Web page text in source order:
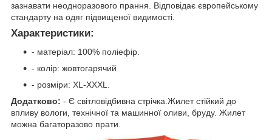
зазнавати неодноразового прання. Відповідає європейському
стандарту на одяг підвищеної видимості.
Характеристики:
- матеріал: 100% поліефір.
- колір: жовтогарячий
- розміри: XL-XXXL.
Додатково: - Є світловідбивна стрічка.Жилет стійкий до
впливу вологи, технічної та машинної оливи, бруду. Жилет
можна багаторазово прати.